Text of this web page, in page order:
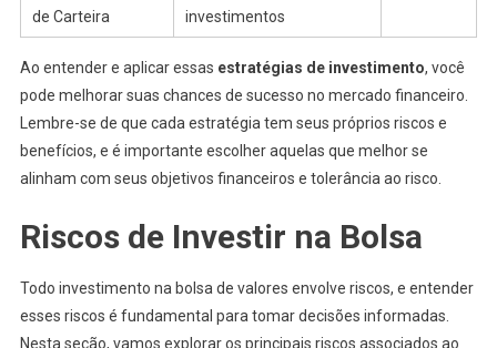
de Carteira
investimentos
Ao entender e aplicar essas estratégias de investimento, você
pode melhorar suas chances de sucesso no mercado financeiro.
Lembre-se de que cada estratégia tem seus próprios riscos e
benefícios, e é importante escolher aquelas que melhor se
alinham com seus objetivos financeiros e tolerância ao risco.
Riscos de Investir na Bolsa
Todo investimento na bolsa de valores envolve riscos, e entender
esses riscos é fundamental para tomar decisões informadas.
Nesta seção, vamos explorar os principais riscos associados ao